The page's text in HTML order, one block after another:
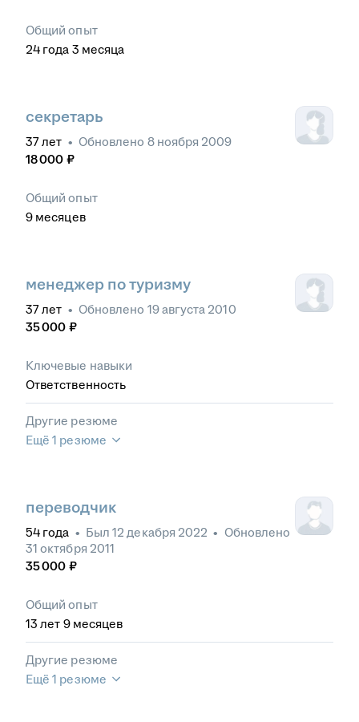
Общий опыт
24 года 3 месяца
секретарь
37лет • Обновлено 8 ноября 2009
18 000 ₽
Общий опыт
9 месяцев
менеджер по туризму
37лет • Обновлено 19 августа 2010
35 000 ₽
Ключевые навыки
Ответственность
Другие резюме
Ещё 1 резюме
переводчик
54 года • Был 12 декабря 2022 • Обновлено
31 октября 2011
35 000 ₽
Общий опыт
13 лет 9 месяцев
Другие резюме
Ещё 1 резюме